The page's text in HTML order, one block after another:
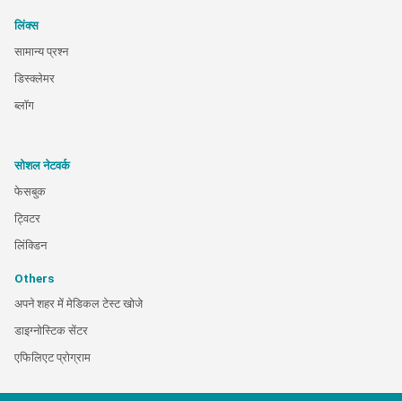
लिंक्स
सामान्य प्रश्न
डिस्क्लेमर
ब्लॉग
सोशल नेटवर्क
फेसबुक
ट्विटर
लिंक्डिन
Others
अपने शहर में मेडिकल टेस्ट खोजे
डाइग्नोस्टिक सेंटर
एफिलिएट प्रोग्राम